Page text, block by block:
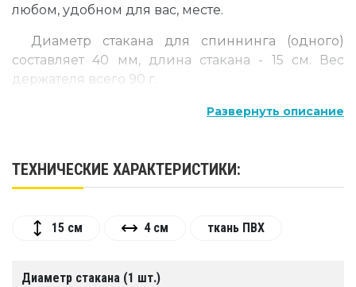
любом, удобном для вас, месте.
Диаметр стакана для спиннинга (одного)
составляет 40 мм, длина стакана - 15 см. Вес
держателя всего 90 г.
Больше фото и видео о товарах смотри в
Развернуть описание
ТЕХНИЧЕСКИЕ ХАРАКТЕРИСТИКИ:
15 см 4 см ткань ПВХ
Диаметр стакана (1 шт.)